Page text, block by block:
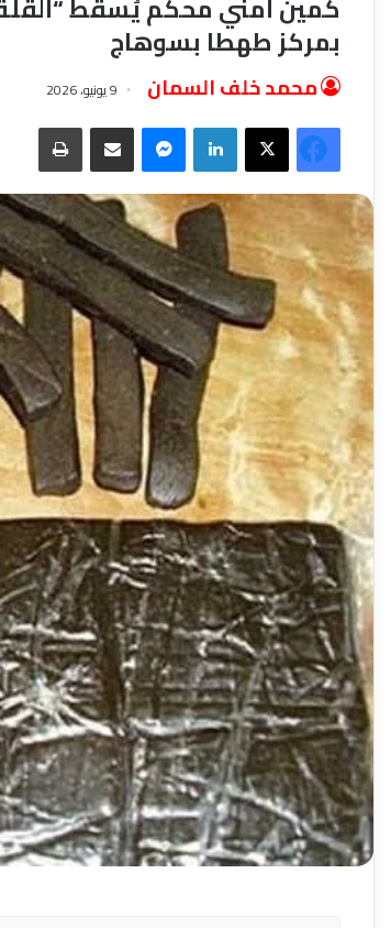
بمركز طهطا بسوهاج
محمد خلف السمان 9 يونيو، 2026
فيسبوك‫X لينكدإن ماسنجر مشاركة عبر البريد طباعة